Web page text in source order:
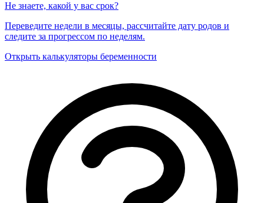
Не знаете, какой у вас срок?
Переведите недели в месяцы, рассчитайте дату родов и
следите за прогрессом по неделям.
Открыть калькуляторы беременности